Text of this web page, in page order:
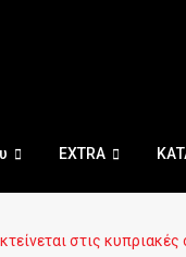
EXTRA
στις κυπριακές